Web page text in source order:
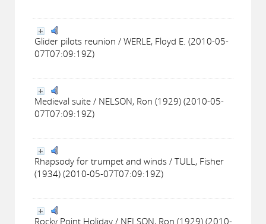
Glider pilots reunion / WERLE, Floyd E. (2010-05-
07T07:09:19Z)
Medieval suite / NELSON, Ron (1929) (2010-05-
07T07:09:19Z)
Rhapsody for trumpet and winds / TULL, Fisher
(1934) (2010-05-07T07:09:19Z)
Rocky Point Holiday / NELSON, Ron (1929) (2010-